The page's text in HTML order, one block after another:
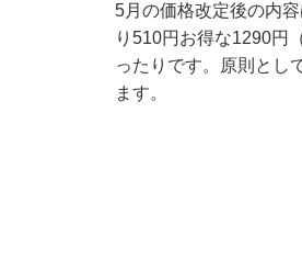
5月の価格改定後の内
り510円お得な1290円
ったりです。原則とし
ます。